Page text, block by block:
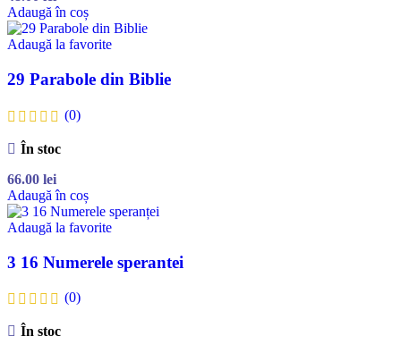
Adaugă în coș
Adaugă la favorite
29 Parabole din Biblie
(0)
În stoc
66.00 lei
Adaugă în coș
Adaugă la favorite
3 16 Numerele sperantei
(0)
În stoc